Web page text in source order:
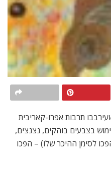
תרבות אפרו-קאריבית
בצבעים בוהקים, נצנצים,
לסימן ההיכר שלו) – הפכו